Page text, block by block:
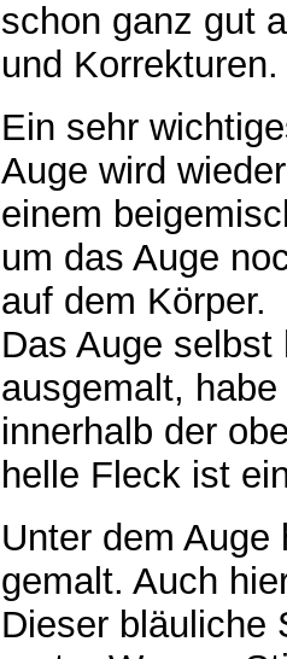
schon ganz gut
und Korrekturen.
Ein sehr
Auge wird
einem
um das Auge
auf dem Körper.
Das Auge
ausgemalt,
innerhalb der
helle Fleck ist
Unter dem
gemalt. Auch
Dieser bläuliche